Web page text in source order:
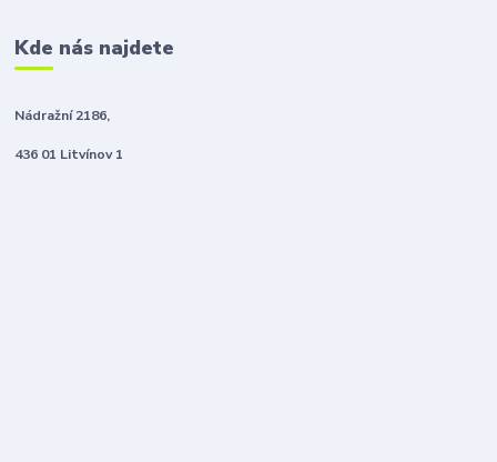
Kde nás najdete
Nádražní 2186,
436 01 Litvínov 1